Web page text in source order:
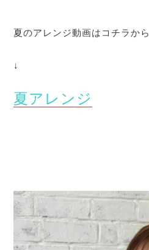
夏のアレンジ動画はコチラから
↓
夏アレンジ